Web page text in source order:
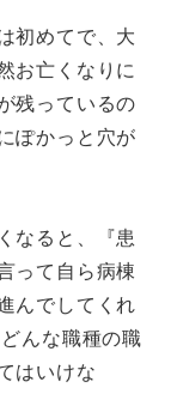
初めてで、大
お亡くなりに
残っているの
ぽかっと穴が
なると、『患
って自ら病棟
んでしてくれ
んな職種の職
はいけな